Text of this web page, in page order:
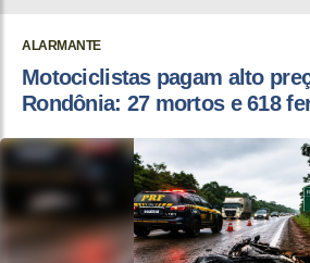
ALARMANTE
Motociclistas pagam alto
Rondônia: 27 mortos e 618